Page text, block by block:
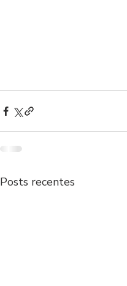
Posts recentes